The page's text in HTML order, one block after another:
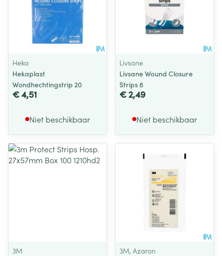
Heka
Hekaplast
Wondhechtingstrip 20
€ 4,51
Niet beschikbaar
Livsane
Livsane Wound Closure
Strips 8
€ 2,49
Niet beschikbaar
3M
3M, Azaron